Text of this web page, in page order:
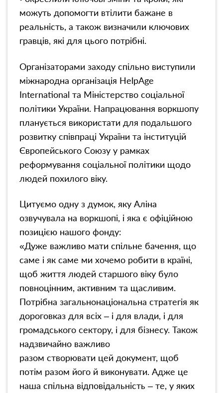
можуть допомогти втілити бажане в
реальність, а також визначили ключових
гравців, які для цього потрібні.
Організаторами заходу спільно виступили
міжнародна організація HelpAge
International та Міністерство соціальної
політики України. Напрацювання воркшопу
планується використати для подальшого
розвитку співпраці України та інституцій
Європейського Союзу у рамках
реформування соціальної політики щодо
людей похилого віку.
Цитуємо одну з думок, яку Аліна
озвучувала на воркшопі, і яка є офіційною
позицією нашого фонду:
«Дуже важливо мати спільне бачення, що
саме і як саме ми хочемо робити в країні,
щоб життя людей старшого віку було
повноцінним, активним та щасливим.
Потрібна загальнонаціональна стратегія як
дороговказ для всіх – і для влади, і для
громадського сектору, і для бізнесу. Також
надзвичайно важливо
разом створювати цей документ, щоб
потім разом його й виконувати. Адже це
наша спільна відповідальність – те, у яких